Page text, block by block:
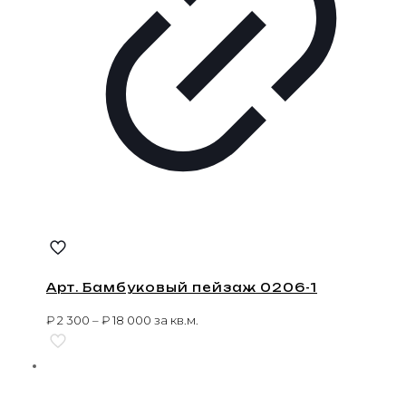
Арт. Бамбуковый пейзаж 0206-1
₽2 300 –₽18 000 за кв.м.